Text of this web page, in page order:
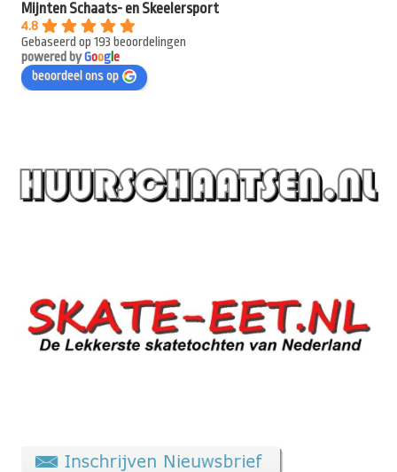
Mijnten Schaats- en Skeelersport
4.8
Gebaseerd op 193 beoordelingen
powered byGooge
beoordeel ons op